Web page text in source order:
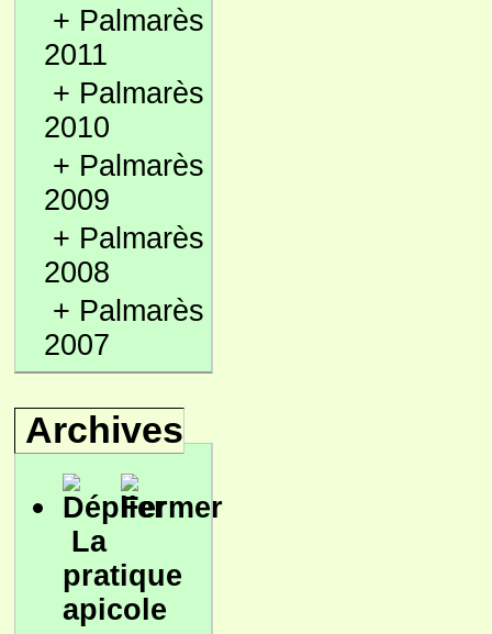
+ Palmarès
2011
+ Palmarès
2010
+ Palmarès
2009
+ Palmarès
2008
+ Palmarès
2007
Archives
La
pratique
apicole